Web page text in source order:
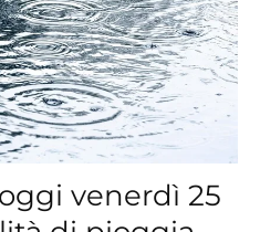
venerdì 25